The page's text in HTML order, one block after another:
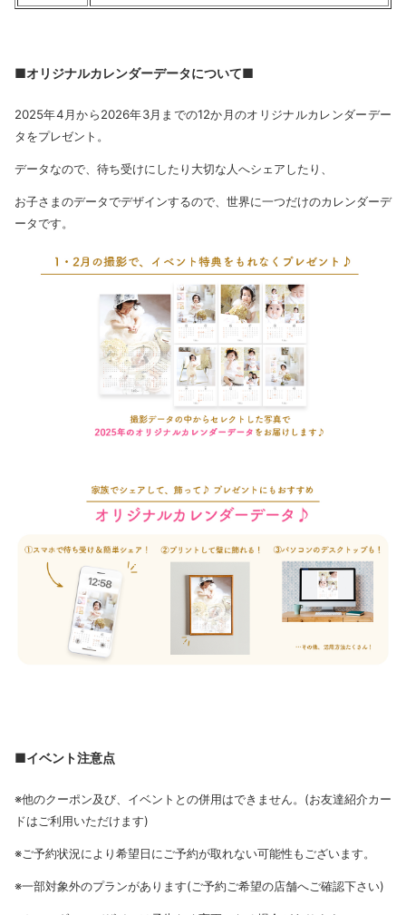
■オリジナルカレンダーデータについて■
2025年4月から2026年3月までの12か月のオリジナルカレンダーデー
タをプレゼント。
データなので、待ち受けにしたり大切な人へシェアしたり、
お子さまのデータでデザインするので、世界に一つだけのカレンダーデ
ータです。
■イベント注意点
※他のクーポン及び、イベントとの併用はできません。(お友達紹介カー
ドはご利用いただけます)
※ご予約状況により希望日にご予約が取れない可能性もございます。
※一部対象外のプランがあります(ご予約ご希望の店舗へご確認下さい)